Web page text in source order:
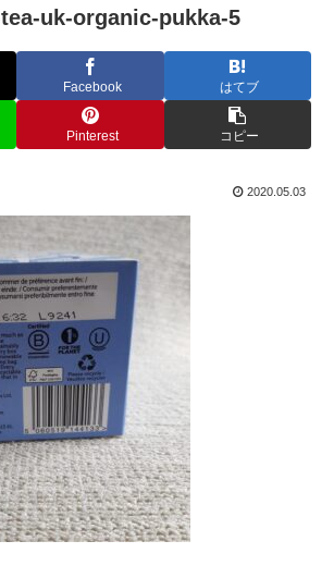
uk-organic-pukka-5
Facebook はてブ
Pinterest コピー
2020.05.03